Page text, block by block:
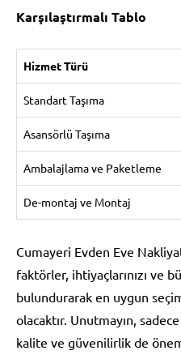
Karşılaştırmalı Tablo
Hizmet Türü
Standart Taşıma
Asansörlü Taşıma
Ambalajlama ve Paketleme
De-montaj ve Montaj
Cumayeri Evden Eve
faktörler, ihtiyaçlarınızı ve
bulundurarak en uygun
olacaktır. Unutmayın,
kalite ve güvenilirlik de